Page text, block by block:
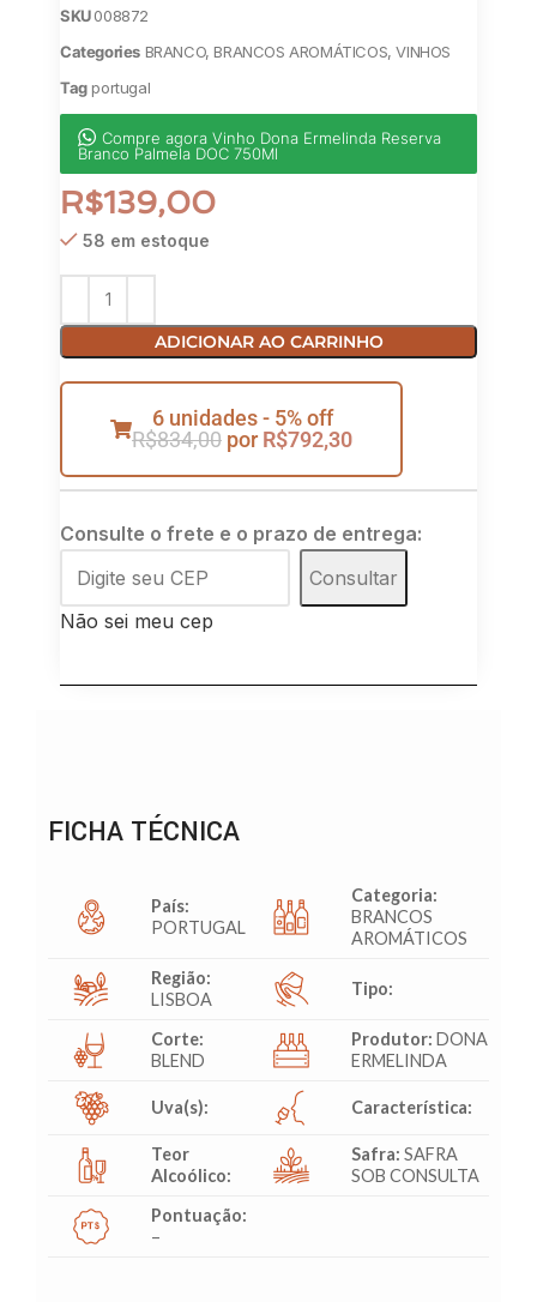
SKU008872
Categories BRANCO, BRANCOS AROMÁTICOS,VINHOS
Tag portugal
Compre agora Vinho Dona Ermelinda Reserva
Branco Palmela DOC 750Ml
R$139,00
58 em estoque
ADICIONAR AO CARRINHO
6 unidades - 5% off
R$834,00 por R$792,30
Consulte o frete e o prazo de entrega:
Consultar
Não sei meu cep
FICHA TÉCNICA
País:
PORTUGAL
Categoria:
BRANCOS
AROMÁTICOS
Região:
LISBOA
Tipo:
Corte:
BLEND
Produtor:DONA
ERMELINDA
Uva(s): Característica:
Teor
Alcoólico:
Safra: SAFRA
SOB CONSULTA
Pontuação:
–